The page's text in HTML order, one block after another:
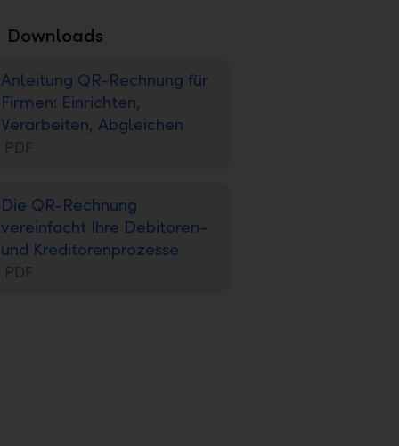
Downloads
Anleitung QR-Rechnung für
Firmen: Einrichten,
Verarbeiten, Abgleichen
PDF
Die QR-Rechnung
vereinfacht Ihre Debitoren-
und Kreditorenprozesse
PDF